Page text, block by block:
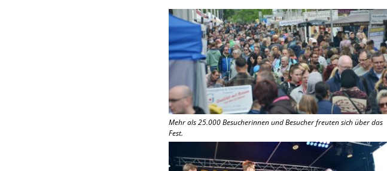
Mehr als 25.000 Besucherinnen und Besucher freuten sich über das
Fest.